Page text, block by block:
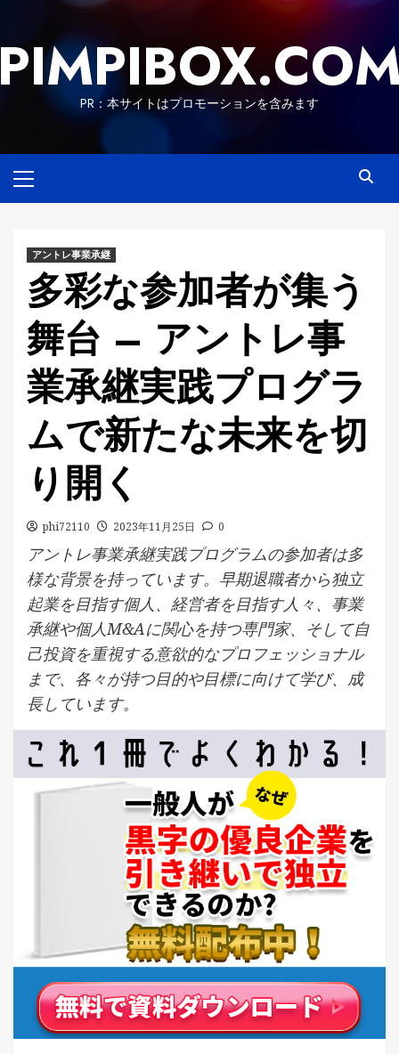
content
PR：本サイトはプロモーションを含みます
Menu
アントレ事業承継
多彩な参加者が集う
舞台 – アントレ事
業承継実践プログラ
ムで新たな未来を切
り開く
phi72110 2023年11月25日 0
アントレ事業承継実践プログラムの参加者は多
様な背景を持っています。早期退職者から独立
起業を目指す個人、経営者を目指す人々、事業
承継や個人M&Aに関心を持つ専門家、そして自
己投資を重視する意欲的なプロフェッショナル
まで、各々が持つ目的や目標に向けて学び、成
長しています。